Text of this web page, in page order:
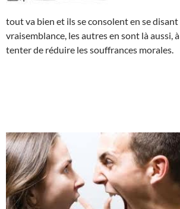
tout va bien et ils se consolent en se
vraisemblance, les autres en sont là aussi,
tenter de réduire les souffrances morales.